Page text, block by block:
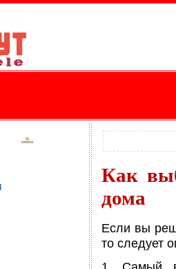
Как
дома
Если вы
то следует